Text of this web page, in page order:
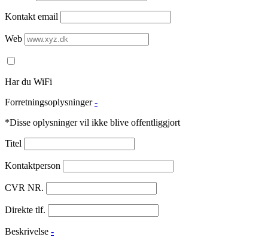
Kontakt email
Web
Har du WiFi
Forretningsoplysninger -
*Disse oplysninger vil ikke blive offentliggjort
Titel
Kontaktperson
CVR NR.
Direkte tlf.
Beskrivelse -